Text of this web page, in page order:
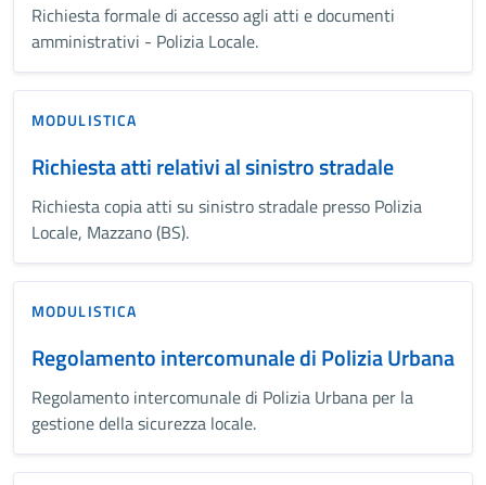
Richiesta formale di accesso agli atti e documenti
amministrativi - Polizia Locale.
MODULISTICA
Richiesta atti relativi al sinistro stradale
Richiesta copia atti su sinistro stradale presso Polizia
Locale, Mazzano (BS).
MODULISTICA
Regolamento intercomunale di Polizia Urbana
Regolamento intercomunale di Polizia Urbana per la
gestione della sicurezza locale.